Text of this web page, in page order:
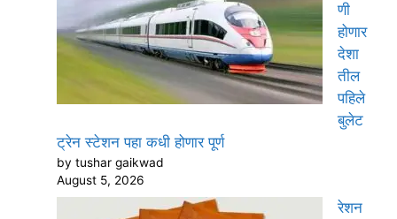
णी
होणार
देशा
तील
पहिले
बुलेट
ट्रेन स्टेशन पहा कधी होणार पूर्ण
by tushar gaikwad
August 5, 2026
रेशन